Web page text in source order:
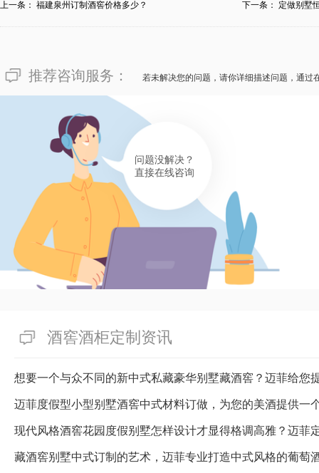
像“浙江省滨江会所订做酒窖需要花费多少？”这种犹豫难
在10000到150000不等。若是您渴望体味售价合适的酒窖
做公司，为您的会所注入动力！
有帮助(446
上一条： 福建泉州订制酒窖价格多少？ 下一条： 定做别墅
推荐咨询服务： 若未解决您的问题，请你详细描述问题，通过
问题没解决？
直接在线咨询
酒窖酒柜定制资讯
想要一个与众不同的新中式私藏豪华别墅藏酒窖？迈菲给您
迈菲度假型小型别墅酒窖中式材料订做，为您的美酒提供一
藏酒窖别墅中式订制的艺术，迈菲专业打造中式风格的葡萄